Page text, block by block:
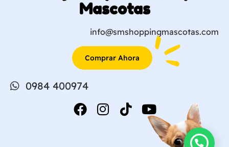
Mascotas
info@smshoppingmascotas.com
Comprar Ahora
0984 400974